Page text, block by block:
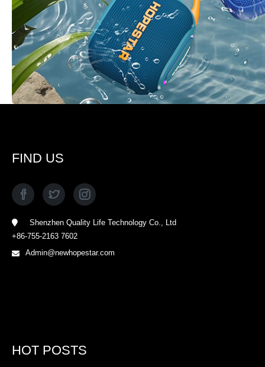
FIND US
Shenzhen Quality Life Technology Co., Ltd
+86-755-2163 7602
Admin@newhopestar.com
HOT POSTS